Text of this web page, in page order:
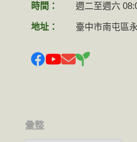
時間： 週二至週六
地址： 臺中市南屯區
彙整